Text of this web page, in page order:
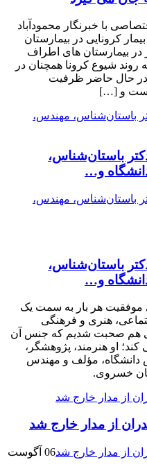
با خبرنگار محمودآباد
آنلاین افزود:در حال حاضر 50 بیمار کرونایی در بیمارستان
و 71 نفر نیز در بیمارستان های اطراف
روند شیوع کرونا همچنان در
حال حاضر ظرفیت
است و […]
باستان‌شناس،
و…
باستان‌شناس،
و…
موفقیت هر بار به سمت یک
هنری و فرهنگی
هم صحبت شدیم که جنس آن
او هنرمند، پژوهشگر،
مؤلف و مهندس
خسروی.
06 آگوست